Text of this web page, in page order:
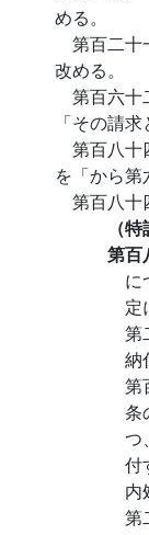
める。
第百二十
改める。
第百六十
「その請
第百八十
を「から第
第百八十
（
第百
に
定
第
納
第
条
つ
付
内
第